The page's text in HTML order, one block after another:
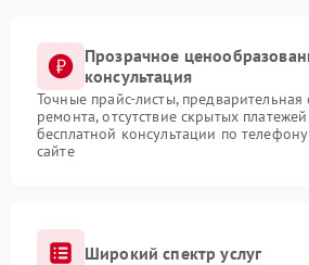
Прозрачное
консультация
Точные прайс-листы,
ремонта, отсутствие скрытых
бесплатной консультации по
сайте
Широкий спектр услуг